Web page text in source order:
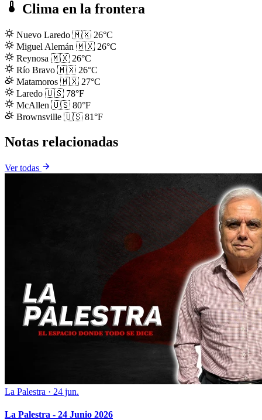
Clima en la frontera
Nuevo Laredo 🇲🇽 26°C
Miguel Alemán 🇲🇽 26°C
Reynosa 🇲🇽 26°C
Río Bravo 🇲🇽 26°C
Matamoros 🇲🇽 27°C
Laredo 🇺🇸 78°F
McAllen 🇺🇸 80°F
Brownsville 🇺🇸 81°F
Notas relacionadas
Ver todas
La Palestra · 24 jun.
La Palestra - 24 Junio 2026